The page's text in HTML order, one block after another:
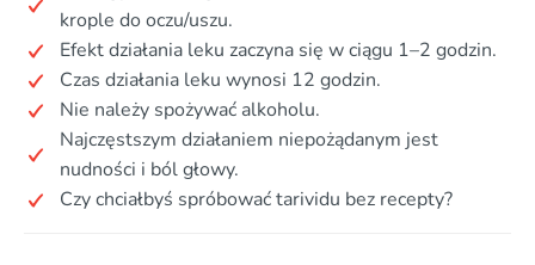
krople do oczu/uszu.
Efekt działania leku zaczyna się w ciągu 1–2 godzin.
Czas działania leku wynosi 12 godzin.
Nie należy spożywać alkoholu.
Najczęstszym działaniem niepożądanym jest
nudności i ból głowy.
Czy chciałbyś spróbować tarividu bez recepty?